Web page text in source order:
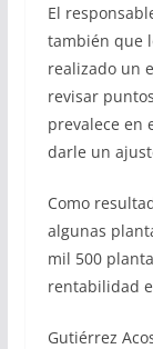
El
también que
realizado un
revisar
prevalece en
darle un
Como
algunas
mil 500
rentabilidad
Gutiérrez